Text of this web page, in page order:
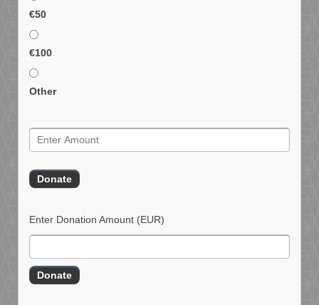
€50
€100
Other
Enter Donation Amount (EUR)